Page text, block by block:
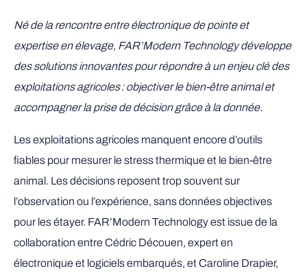
Né de la rencontre entre électronique de pointe et
expertise en élevage, FAR’Modern Technology développe
des solutions innovantes pour répondre à un enjeu clé des
exploitations agricoles: objectiver le bien-être animal et
accompagner la prise de décision grâce à la donnée.
Les exploitations agricoles manquent encore d’outils
fiables pour mesurer le stress thermique et le bien-être
animal. Les décisions reposent trop souvent sur
l’observation ou l’expérience, sans données objectives
pour les étayer. FAR’Modern Technology est issue de la
collaboration entre Cédric Découen, expert en
électronique et logiciels embarqués, et Caroline Drapier,